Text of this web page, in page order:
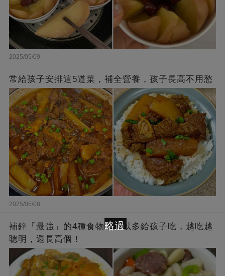
2025/05/09
常給孩子安排這5道菜，補全營養，孩子長高不用愁
2025/05/08
補鋅「最強」的4種食物，可以多給孩子吃，越吃越
聰明，還長高個！
略過